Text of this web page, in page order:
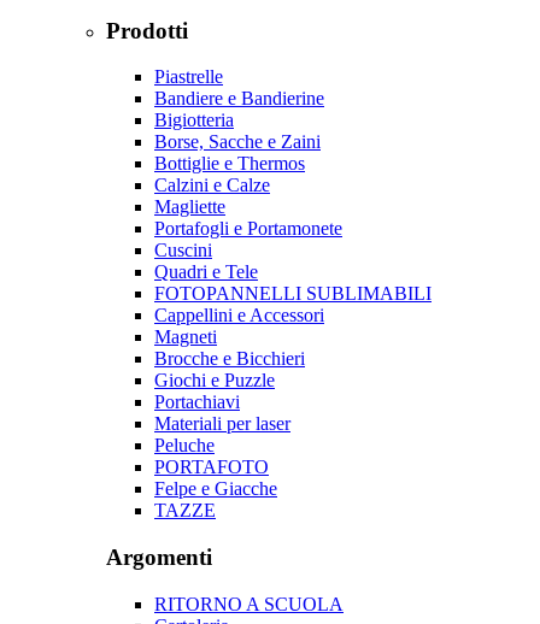
Prodotti
Piastrelle
Bandiere e Bandierine
Bigiotteria
Borse, Sacche e Zaini
Bottiglie e Thermos
Calzini e Calze
Magliette
Portafogli e Portamonete
Cuscini
Quadri e Tele
FOTOPANNELLI SUBLIMABILI
Cappellini e Accessori
Magneti
Brocche e Bicchieri
Giochi e Puzzle
Portachiavi
Materiali per laser
Peluche
PORTAFOTO
Felpe e Giacche
TAZZE
Argomenti
RITORNO A SCUOLA